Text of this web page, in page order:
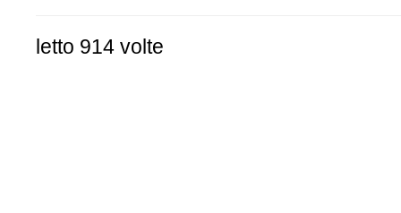
letto 914 volte